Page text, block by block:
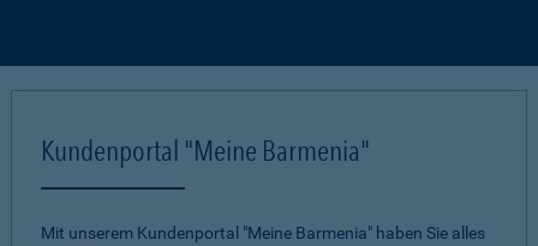
Kundenportal "Meine Barmenia"
Mit unserem Kundenportal "Meine Barmenia" haben Sie alles